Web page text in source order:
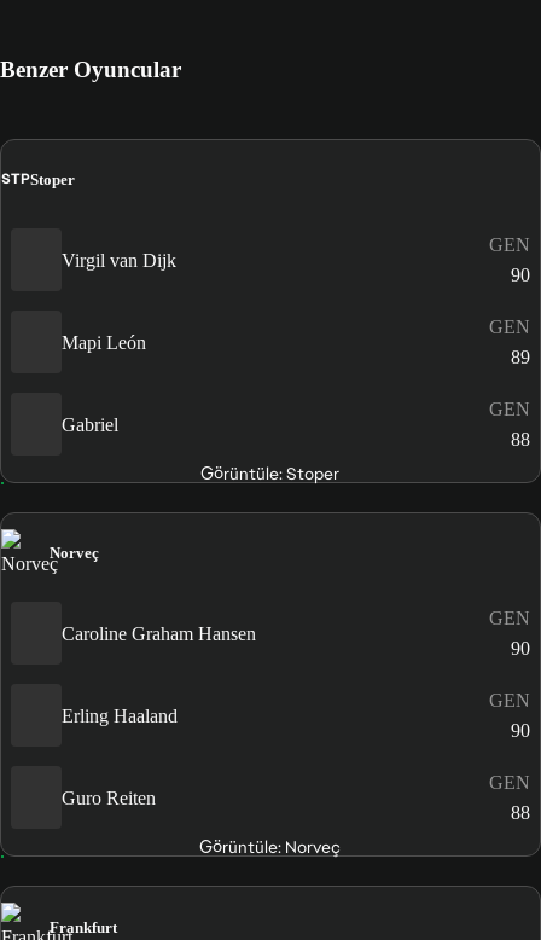
Benzer Oyuncular
STPStoper
Virgil van Dijk
GEN
90
Mapi León
GEN
89
Gabriel
GEN
88
Görüntüle: Stoper
Norveç
Caroline Graham Hansen
GEN
90
Erling Haaland
GEN
90
Guro Reiten
GEN
88
Görüntüle: Norveç
Frankfurt